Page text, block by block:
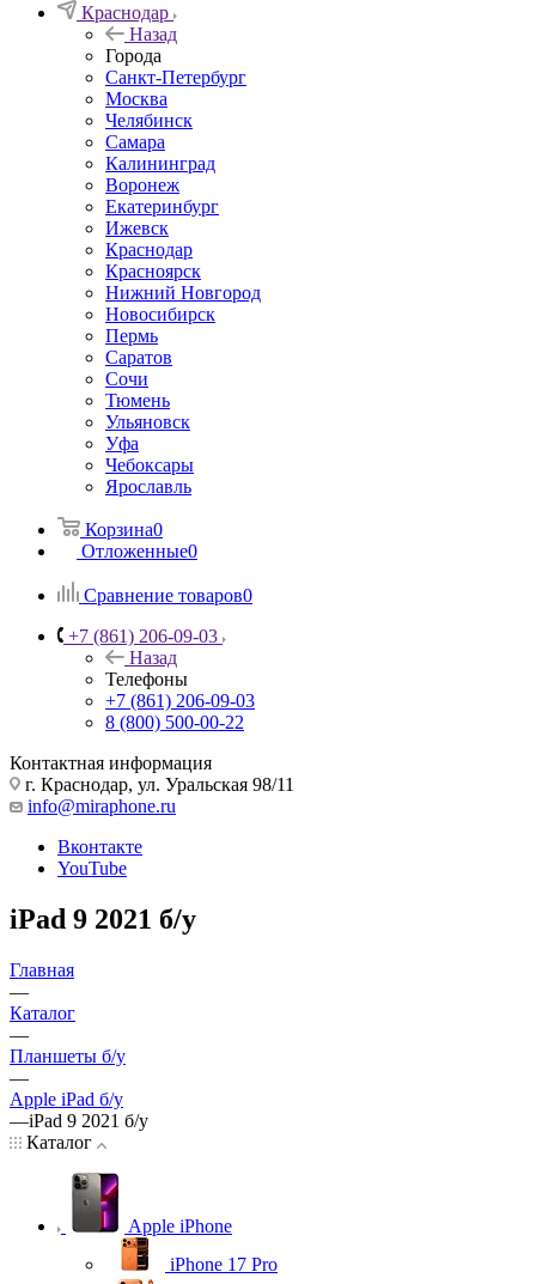
Краснодар
Назад
Города
Санкт-Петербург
Москва
Челябинск
Самара
Калининград
Воронеж
Екатеринбург
Ижевск
Краснодар
Красноярск
Нижний Новгород
Новосибирск
Пермь
Саратов
Сочи
Тюмень
Ульяновск
Уфа
Чебоксары
Ярославль
Корзина0
Отложенные0
Сравнение товаров0
+7 (861) 206-09-03
Назад
Телефоны
+7 (861) 206-09-03
8 (800) 500-00-22
Контактная информация
г. Краснодар, ул. Уральская 98/11
info@miraphone.ru
Вконтакте
YouTube
iPad 9 2021 б/у
Главная
—
Каталог
—
Планшеты б/у
—
Apple iPad б/у
—iPad 9 2021 б/у
Каталог
Apple iPhone
iPhone 17 Pro